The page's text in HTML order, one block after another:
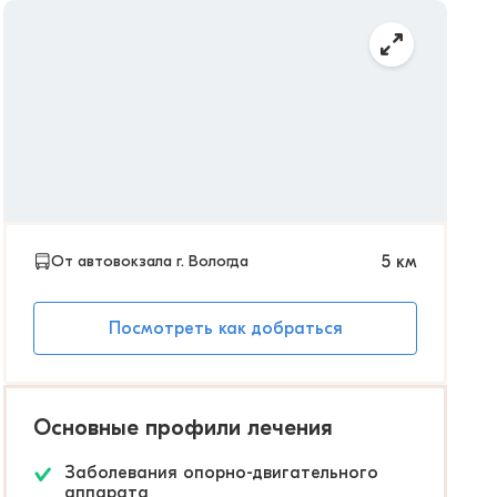
От автовокзала г. Вологда 5 км
Посмотреть как добраться
Основные профили лечения
Заболевания опорно-двигательного
аппарата